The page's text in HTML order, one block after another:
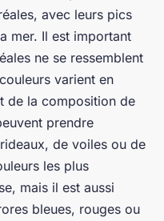
avec leurs pics
mer. Il est important
ne se ressemblent
varient en
de la composition de
prendre
de voiles ou de
les plus
mais il est aussi
bleues, rouges ou